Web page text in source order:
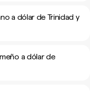
a dólar de Trinidad y
a dólar de